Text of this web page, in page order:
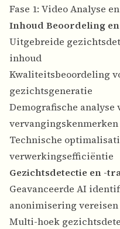
Fase 1: Video Analyse
Inhoud Beoordeling
Uitgebreide
inhoud
Kwaliteitsbeoordeling
gezichtsgeneratie
Demografische analyse
vervangingskenmerken
Technische
verwerkingsefficiëntie
Gezichtsdetectie en -
Geavanceerde AI
anonimisering vereisen
Multi-hoek